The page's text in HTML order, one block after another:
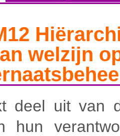
welzijn
deel uit van
hun